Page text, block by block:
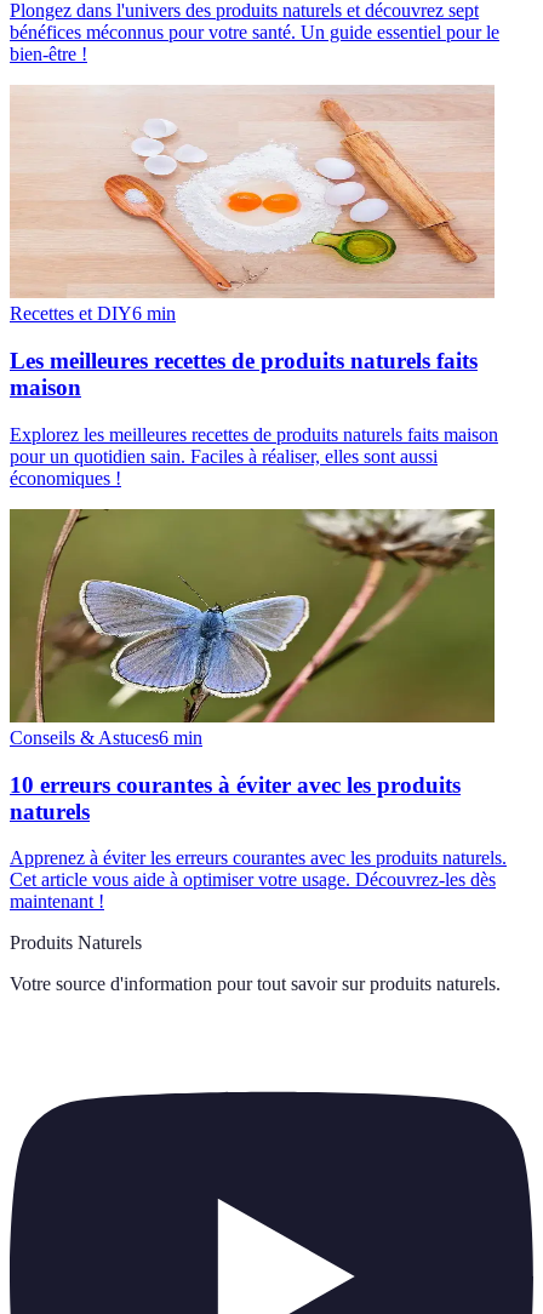
Plongez dans l'univers des produits naturels et découvrez sept
bénéfices méconnus pour votre santé. Un guide essentiel pour le
bien-être !
Recettes et DIY6 min
Les meilleures recettes de produits naturels faits
maison
Explorez les meilleures recettes de produits naturels faits maison
pour un quotidien sain. Faciles à réaliser, elles sont aussi
économiques !
Conseils & Astuces6 min
10 erreurs courantes à éviter avec les produits
naturels
Apprenez à éviter les erreurs courantes avec les produits naturels.
Cet article vous aide à optimiser votre usage. Découvrez-les dès
maintenant !
Produits Naturels
Votre source d'information pour tout savoir sur produits naturels.